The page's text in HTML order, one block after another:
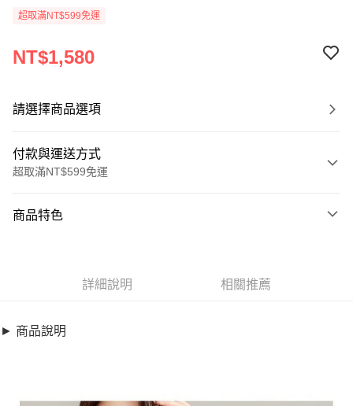
超取滿NT$599免運
NT$1,580
請選擇商品選項
付款與運送方式
超取滿NT$599免運
信用卡一次付款
街口支付
全盈+PAY
商品特色
顯瘦休閒慵懶風
詳細說明 相關推薦
► 商品說明